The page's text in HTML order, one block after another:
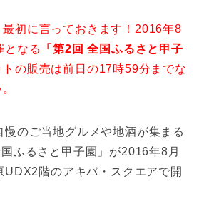
初に言っておきます！2016年8
となる
「第2回 全国ふるさと甲子
の販売は前日の17時59分までな
のご当地グルメや地酒が集まる
ふるさと甲子園」が2016年8月
UDX2階のアキバ・スクエアで開